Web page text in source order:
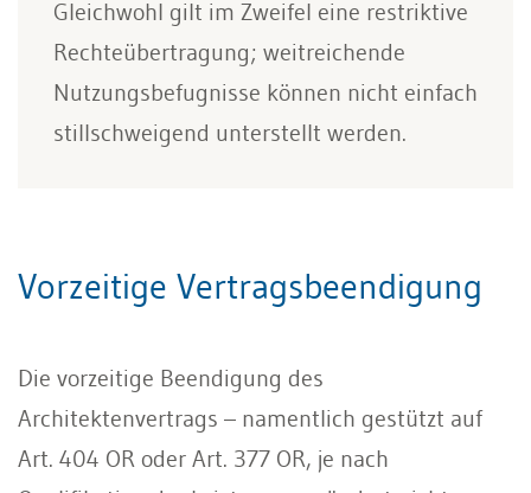
Gleichwohl gilt im Zweifel eine restriktive
Rechteübertragung; weitreichende
Nutzungsbefugnisse können nicht einfach
stillschweigend unterstellt werden.
Vorzeitige Vertragsbeendigung
Die vorzeitige Beendigung des
Architektenvertrags – namentlich gestützt auf
Art. 404 OR oder Art. 377 OR, je nach